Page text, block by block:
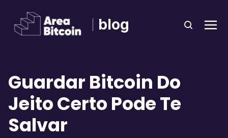
blog
Guardar Bitcoin Do
Jeito Certo Pode Te
Salvar